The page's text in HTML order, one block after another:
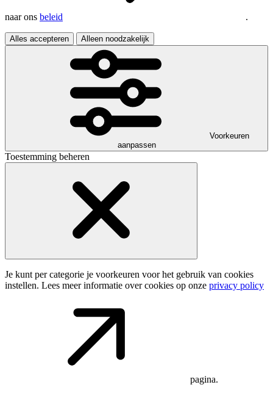
naar ons beleid .
Alles accepteren Alleen noodzakelijk
Voorkeuren
aanpassen
Toestemming beheren
Je kunt per categorie je voorkeuren voor het gebruik van cookies
instellen. Lees meer informatie over cookies op onze privacy policy
pagina.